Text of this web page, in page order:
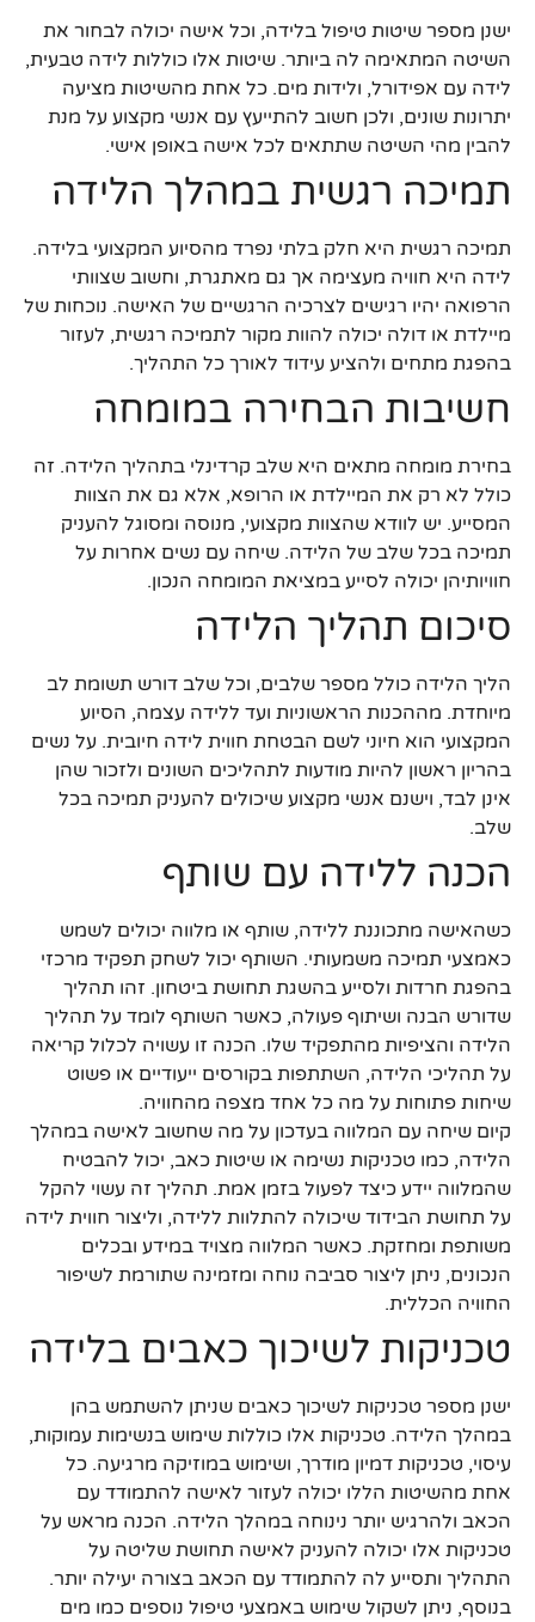
ישנן מספר שיטות טיפול בלידה, וכל אישה יכולה לבחור את
השיטה המתאימה לה ביותר. שיטות אלו כוללות לידה טבעית,
לידה עם אפידורל, ולידות מים. כל אחת מהשיטות מציעה
יתרונות שונים, ולכן חשוב להתייעץ עם אנשי מקצוע על מנת
להבין מהי השיטה שתתאים לכל אישה באופן אישי.
תמיכה רגשית במהלך הלידה
תמיכה רגשית היא חלק בלתי נפרד מהסיוע המקצועי בלידה.
לידה היא חוויה מעצימה אך גם מאתגרת, וחשוב שצוותי
הרפואה יהיו רגישים לצרכיה הרגשיים של האישה. נוכחות של
מיילדת או דולה יכולה להוות מקור לתמיכה רגשית, לעזור
בהפגת מתחים ולהציע עידוד לאורך כל התהליך.
חשיבות הבחירה במומחה
בחירת מומחה מתאים היא שלב קרדינלי בתהליך הלידה. זה
כולל לא רק את המיילדת או הרופא, אלא גם את הצוות
המסייע. יש לוודא שהצוות מקצועי, מנוסה ומסוגל להעניק
תמיכה בכל שלב של הלידה. שיחה עם נשים אחרות על
חוויותיהן יכולה לסייע במציאת המומחה הנכון.
סיכום תהליך הלידה
הליך הלידה כולל מספר שלבים, וכל שלב דורש תשומת לב
מיוחדת. מההכנות הראשוניות ועד ללידה עצמה, הסיוע
המקצועי הוא חיוני לשם הבטחת חווית לידה חיובית. על נשים
בהריון ראשון להיות מודעות לתהליכים השונים ולזכור שהן
אינן לבד, וישנם אנשי מקצוע שיכולים להעניק תמיכה בכל
שלב.
הכנה ללידה עם שותף
כשהאישה מתכוננת ללידה, שותף או מלווה יכולים לשמש
כאמצעי תמיכה משמעותי. השותף יכול לשחק תפקיד מרכזי
בהפגת חרדות ולסייע בהשגת תחושת ביטחון. זהו תהליך
שדורש הבנה ושיתוף פעולה, כאשר השותף לומד על תהליך
הלידה והציפיות מהתפקיד שלו. הכנה זו עשויה לכלול קריאה
על תהליכי הלידה, השתתפות בקורסים ייעודיים או פשוט
שיחות פתוחות על מה כל אחד מצפה מהחוויה.
קיום שיחה עם המלווה בעדכון על מה שחשוב לאישה במהלך
הלידה, כמו טכניקות נשימה או שיטות כאב, יכול להבטיח
שהמלווה יידע כיצד לפעול בזמן אמת. תהליך זה עשוי להקל
על תחושת הבידוד שיכולה להתלוות ללידה, וליצור חווית לידה
משותפת ומחזקת. כאשר המלווה מצויד במידע ובכלים
הנכונים, ניתן ליצור סביבה נוחה ומזמינה שתורמת לשיפור
החוויה הכללית.
טכניקות לשיכוך כאבים בלידה
ישנן מספר טכניקות לשיכוך כאבים שניתן להשתמש בהן
במהלך הלידה. טכניקות אלו כוללות שימוש בנשימות עמוקות,
עיסוי, טכניקות דמיון מודרך, ושימוש במוזיקה מרגיעה. כל
אחת מהשיטות הללו יכולה לעזור לאישה להתמודד עם
הכאב ולהרגיש יותר נינוחה במהלך הלידה. הכנה מראש על
טכניקות אלו יכולה להעניק לאישה תחושת שליטה על
התהליך ותסייע לה להתמודד עם הכאב בצורה יעילה יותר.
בנוסף, ניתן לשקול שימוש באמצעי טיפול נוספים כמו מים